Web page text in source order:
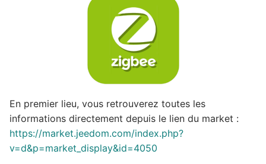
En premier lieu, vous retrouverez toutes les
informations directement depuis le lien du market :
https://market.jeedom.com/index.php?
v=d&p=market_display&id=4050